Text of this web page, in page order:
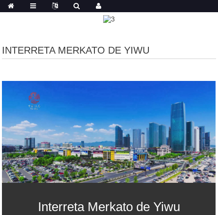
INTERRETA MERKATO DE YIWU
Interreta Merkato de Yiwu